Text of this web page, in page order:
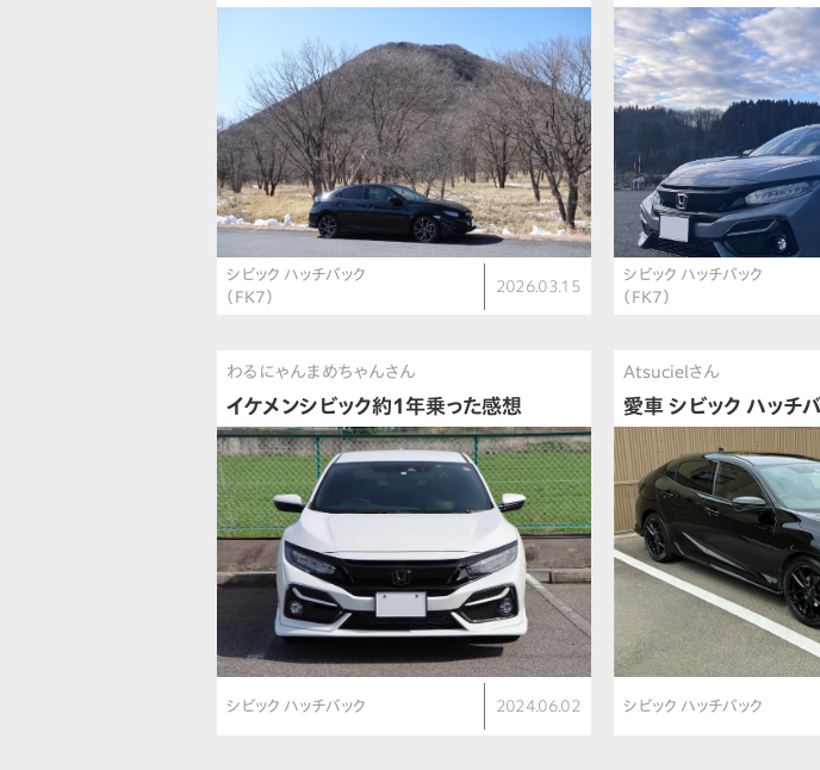
シビック ハッチバック
（FK7）
2026.03.15
シビック ハッチバック
（FK7）
わるにゃんまめちゃんさん
イケメンシビック約1年乗った感想
シビック ハッチバック 2024.06.02
Atsucielさん
愛車 シビック ハッチ
シビック ハッチバック